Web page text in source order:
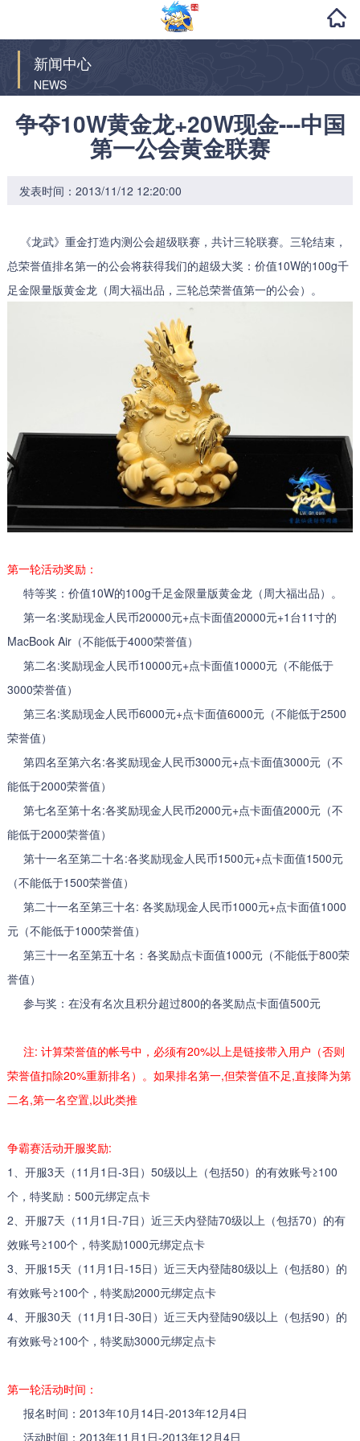
新闻中心
NEWS
争夺10W黄金龙+20W现金---中国
第一公会黄金联赛
发表时间：2013/11/12 12:20:00
《龙武》重金打造内测公会超级联赛，共计三轮联赛。三轮结束，
总荣誉值排名第一的公会将获得我们的超级大奖：价值10W的100g千
足金限量版黄金龙（周大福出品，三轮总荣誉值第一的公会）。
第一轮活动奖励：
特等奖：价值10W的100g千足金限量版黄金龙（周大福出品）。
第一名:奖励现金人民币20000元+点卡面值20000元+1台11寸的
MacBook Air（不能低于4000荣誉值）
第二名:奖励现金人民币10000元+点卡面值10000元（不能低于
3000荣誉值）
第三名:奖励现金人民币6000元+点卡面值6000元（不能低于2500
荣誉值）
第四名至第六名:各奖励现金人民币3000元+点卡面值3000元（不
能低于2000荣誉值）
第七名至第十名:各奖励现金人民币2000元+点卡面值2000元（不
能低于2000荣誉值）
第十一名至第二十名:各奖励现金人民币1500元+点卡面值1500元
（不能低于1500荣誉值）
第二十一名至第三十名: 各奖励现金人民币1000元+点卡面值1000
元（不能低于1000荣誉值）
第三十一名至第五十名：各奖励点卡面值1000元（不能低于800荣
誉值）
参与奖：在没有名次且积分超过800的各奖励点卡面值500元
注: 计算荣誉值的帐号中，必须有20%以上是链接带入用户（否则
荣誉值扣除20%重新排名）。如果排名第一,但荣誉值不足,直接降为第
二名,第一名空置,以此类推
争霸赛活动开服奖励:
1、开服3天（11月1日-3日）50级以上（包括50）的有效账号≥100
个，特奖励：500元绑定点卡
2、开服7天（11月1日-7日）近三天内登陆70级以上（包括70）的有
效账号≥100个，特奖励1000元绑定点卡
3、开服15天（11月1日-15日）近三天内登陆80级以上（包括80）的
有效账号≥100个，特奖励2000元绑定点卡
4、开服30天（11月1日-30日）近三天内登陆90级以上（包括90）的
有效账号≥100个，特奖励3000元绑定点卡
第一轮活动时间：
报名时间：2013年10月14日-2013年12月4日
活动时间：2013年11月1日-2013年12月4日